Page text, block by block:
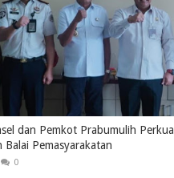
dan Pemkot Prabumulih
Balai Pemasyarakatan
0